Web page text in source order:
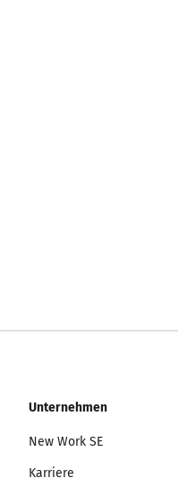
Unternehmen
New Work SE
Karriere